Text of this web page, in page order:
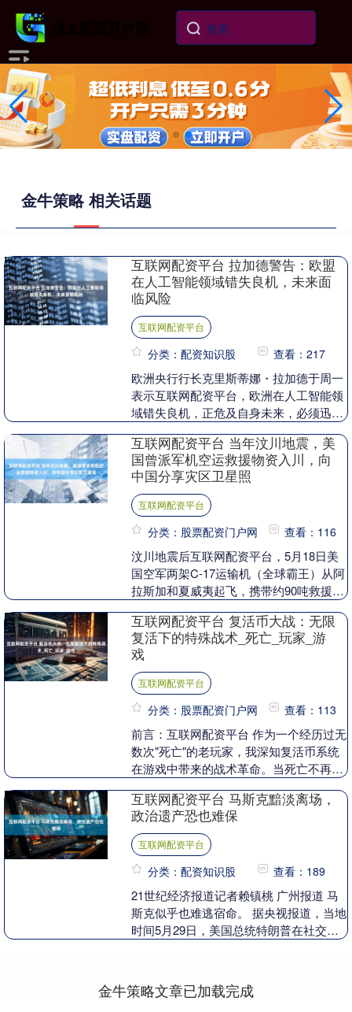
金牛策略 相关话题
互联网配资平台 拉加德警告：欧盟
在人工智能领域错失良机，未来面
临风险
互联网配资平台
分类：配资知识股 查看：217
欧洲央行行长克里斯蒂娜・拉加德于周一
表示互联网配资平台，欧洲在人工智能领
域错失良机，正危及自身未来，必须迅速
中国的企业正大....
互联网配资平台 当年汶川地震，美
国曾派军机空运救援物资入川，向
中国分享灾区卫星照
互联网配资平台
分类：股票配资门户网 查看：116
汶川地震后互联网配资平台，5月18日美
国空军两架C-17运输机（全球霸王）从阿
拉斯加和夏威夷起飞，携带约90吨救援物
了两次空....
互联网配资平台 复活币大战：无限
复活下的特殊战术_死亡_玩家_游
戏
互联网配资平台
分类：股票配资门户网 查看：113
前言：互联网配资平台 作为一个经历过无
数次"死亡"的老玩家，我深知复活币系统
在游戏中带来的战术革命。当死亡不再是
玩法都会发生....
互联网配资平台 马斯克黯淡离场，
政治遗产恐也难保
互联网配资平台
分类：配资知识股 查看：189
21世纪经济报道记者赖镇桃 广州报道 马
斯克似乎也难逃宿命。 据央视报道，当地
时间5月29日，美国总统特朗普在社交媒
金牛策略文章已加载完成